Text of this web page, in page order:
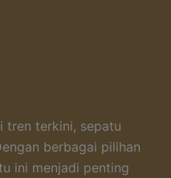
tren terkini, sepatu
berbagai pilihan
ini menjadi penting